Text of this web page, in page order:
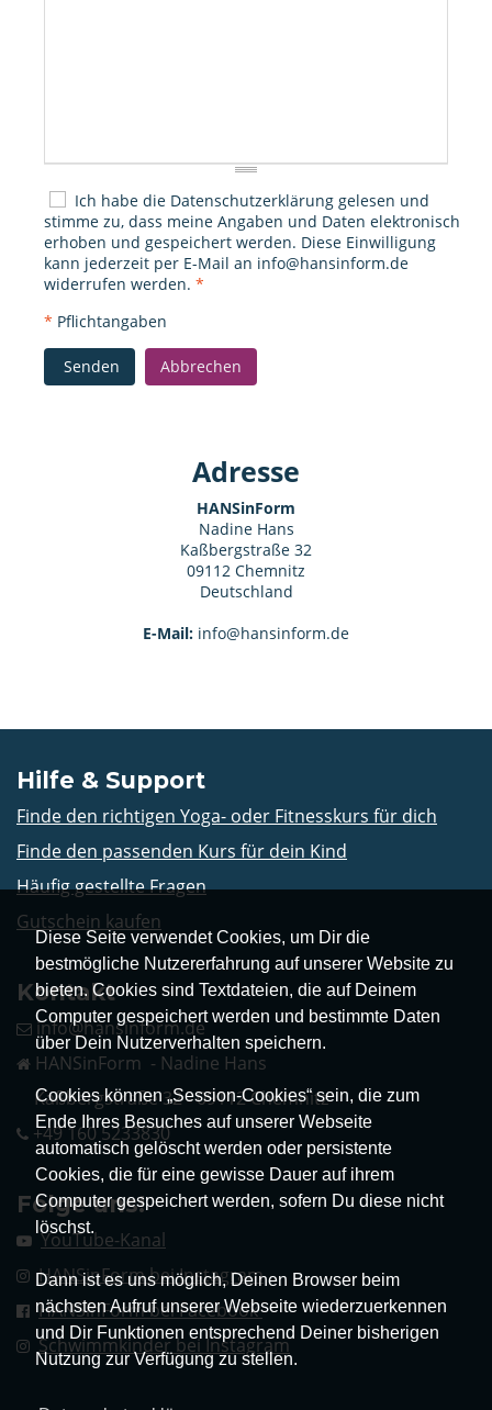
Diese Seite verwendet Cookies, um Dir die
bestmögliche Nutzererfahrung auf unserer Website zu
bieten. Cookies sind Textdateien, die auf Deinem
Computer gespeichert werden und bestimmte Daten
über Dein Nutzerverhalten speichern.
Cookies können „Session-Cookies“ sein, die zum
Ende Ihres Besuches auf unserer Webseite
automatisch gelöscht werden oder persistente
Cookies, die für eine gewisse Dauer auf ihrem
Computer gespeichert werden, sofern Du diese nicht
löschst.
Dann ist es uns möglich, Deinen Browser beim
nächsten Aufruf unserer Webseite wiederzuerkennen
und Dir Funktionen entsprechend Deiner bisherigen
Nutzung zur Verfügung zu stellen.
Ich habe die Datenschutzerklärung gelesen und
stimme zu, dass meine Angaben und Daten elektronisch
erhoben und gespeichert werden. Diese Einwilligung
kann jederzeit per E-Mail an info@hansinform.de
widerrufen werden. *
* Pflichtangaben
Senden Abbrechen
Adresse
HANSinForm
Nadine Hans
Kaßbergstraße 32
09112 Chemnitz
Deutschland
E-Mail: info@hansinform.de
Hilfe & Support
Finde den richtigen Yoga- oder Fitnesskurs für dich
Finde den passenden Kurs für dein Kind
Häufig gestellte Fragen
Gutschein kaufen
Kontakt
info@hansinform.de
HANSinForm - Nadine Hans
Kaßbergstraße 32 - 09112 Chemnitz
+49 160 5233830
Folge uns!
YouTube-Kanal
HANSinForm bei Instagram
HANSinForm bei Facebook
Schwimmkinder bei Instagram